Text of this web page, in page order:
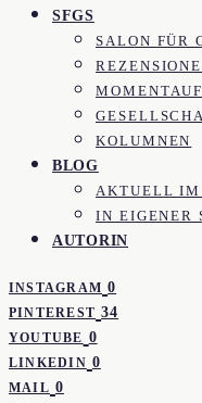
SFGS
SALON FÜR
KOLUMNEN
BLOG
AKTUELL
IN EIGENER
AUTORIN
INSTAGRAM 0
PINTEREST 34
YOUTUBE 0
LINKEDIN 0
MAIL 0